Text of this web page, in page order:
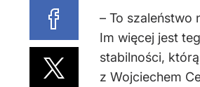
– To
Im więcej jest
stabilności,
z Wojciechem